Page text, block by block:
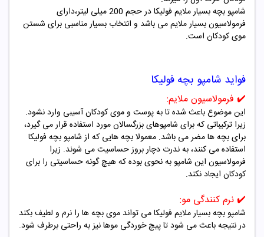
شامپو بچه بسیار ملایم فولیکا در حجم 200
میلی لیتر،دارای
فرمولاسیون بسیار ملایم می باشد و انتخاب بسیار مناسبی برای شستن
موی کودکان است.
فواید شامپو بچه فولیکا
✔️ فرمولاسیون ملایم:
این موضوع باعث شده تا به پوست و موی کودکان آسیبی وارد نشود.
زیرا ترکیباتی که برای شامپوهای بزرگسالان مورد استفاده قرار می گیرد،
برای بچه ها مضر می باشد. معمولا بچه هایی که از شامپو بچه فولیکا
استفاده می کنند، به ندرت دچار بروز حساسیت می شوند. زیرا
فرمولاسیون این شامپو به نحوی بوده که هیچ گونه حساسیتی را برای
کودکان ایجاد نکند.
✔️نرم کنندگی مو:
شامپو بچه بسیار ملایم فولیکا می تواند موی بچه ها را نرم و لطیف بکند
در نتیجه باعث می شود تا پیچ خوردگی موها نیز به راحتی برطرف شود.